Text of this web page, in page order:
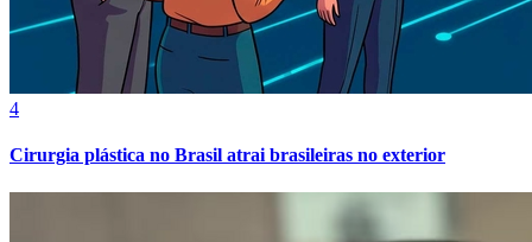
4
Cirurgia plástica no Brasil atrai brasileiras no exterior